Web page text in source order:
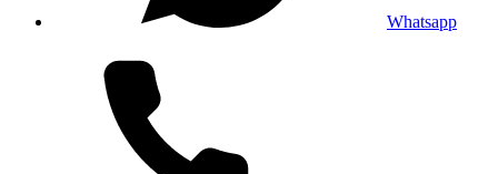
Whatsapp